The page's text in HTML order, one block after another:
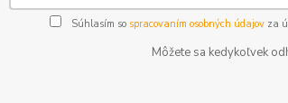
Súhlasím so spracovaním osobných údajovza
Môžete sa kedykoľvek